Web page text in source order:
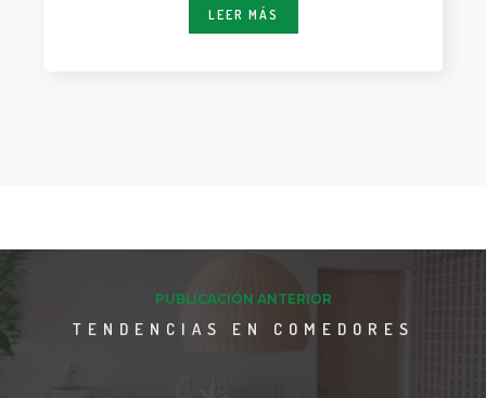
LEER MÁS
PUBLICACIÓN ANTERIOR
TENDENCIAS EN COMEDORES